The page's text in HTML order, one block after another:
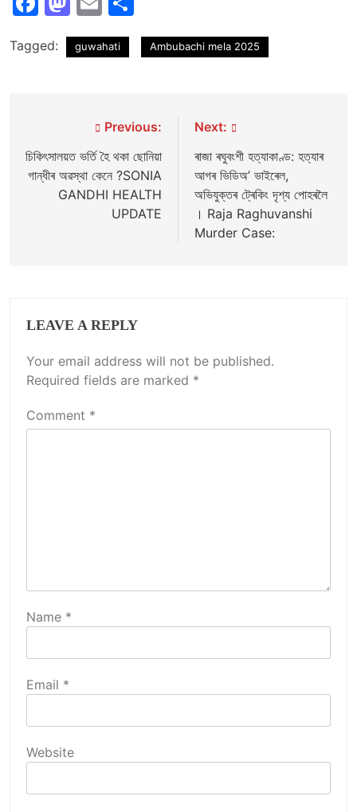
Tagged: guwahati Ambubachi mela 2025
navigation
Previous:
চিকিৎসালয়ত ভৰ্তি হৈ থকা ছোনিয়া
গান্ধীৰ অৱস্থা কেনে ?SONIA
GANDHI HEALTH
UPDATE
Next:
ৰাজা ৰঘুবংশী হত্যাকাণ্ড: হত্যাৰ
আগৰ ভিডিঅ’ ভাইৰেল,
অভিযুক্তৰ ট্ৰেকিং দৃশ্য পোহৰলৈ
। Raja Raghuvanshi
Murder Case:
LEAVE A REPLY
Your email address will not be published.
Required fields are marked *
Comment *
Name *
Email *
Website